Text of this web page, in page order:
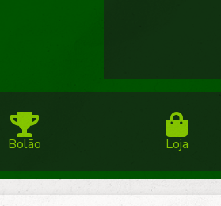
Bolão Loja